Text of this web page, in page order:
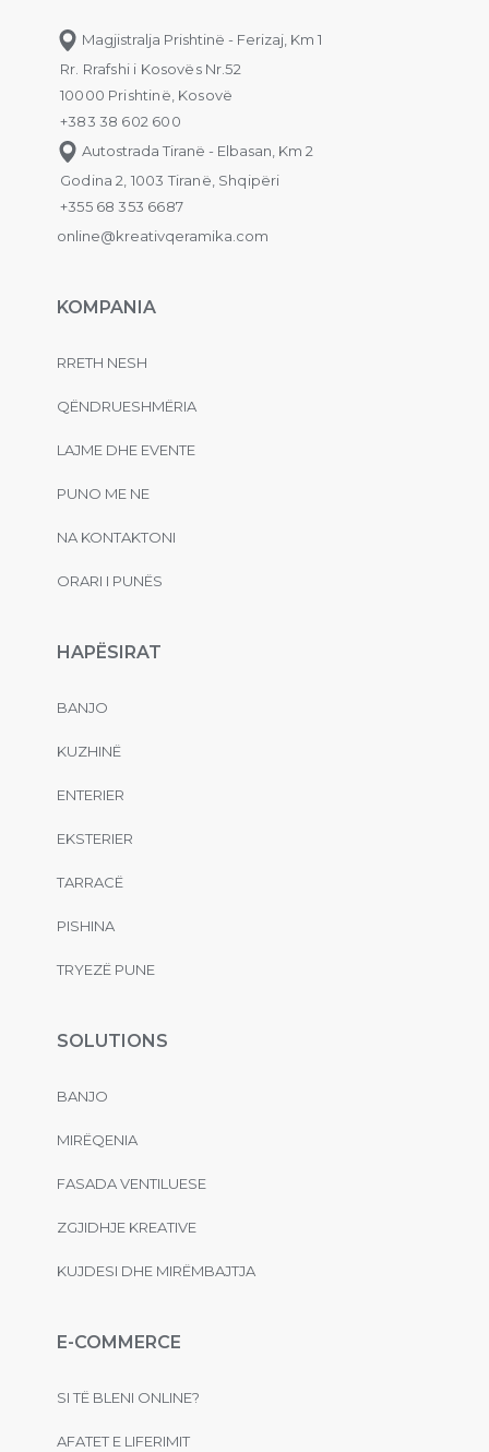
Magjistralja Prishtinë - Ferizaj, Km 1
Rr. Rrafshi i Kosovës Nr.52
10000 Prishtinë, Kosovë
+383 38 602 600
Autostrada Tiranë - Elbasan, Km 2
Godina 2, 1003 Tiranë, Shqipëri
+355 68 353 6687
online@kreativqeramika.com
KOMPANIA
RRETH NESH
QËNDRUESHMËRIA
LAJME DHE EVENTE
PUNO ME NE
NA KONTAKTONI
ORARI I PUNËS
HAPËSIRAT
BANJO
KUZHINË
ENTERIER
EKSTERIER
TARRACË
PISHINA
TRYEZË PUNE
SOLUTIONS
BANJO
MIRËQENIA
FASADA VENTILUESE
ZGJIDHJE KREATIVE
KUJDESI DHE MIRËMBAJTJA
E-COMMERCE
SI TË BLENI ONLINE?
AFATET E LIFERIMIT